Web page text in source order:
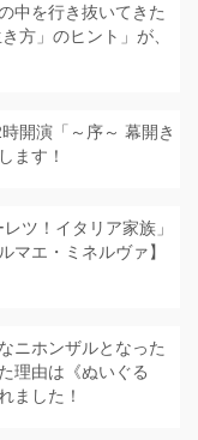
中を行き抜いてきた
方」のヒント」が、
開演「～序～ 幕開き
ます！
ツ！イタリア家族」
マエ・ミネルヴァ】
ニホンザルとなった
理由は《ぬいぐる
ました！